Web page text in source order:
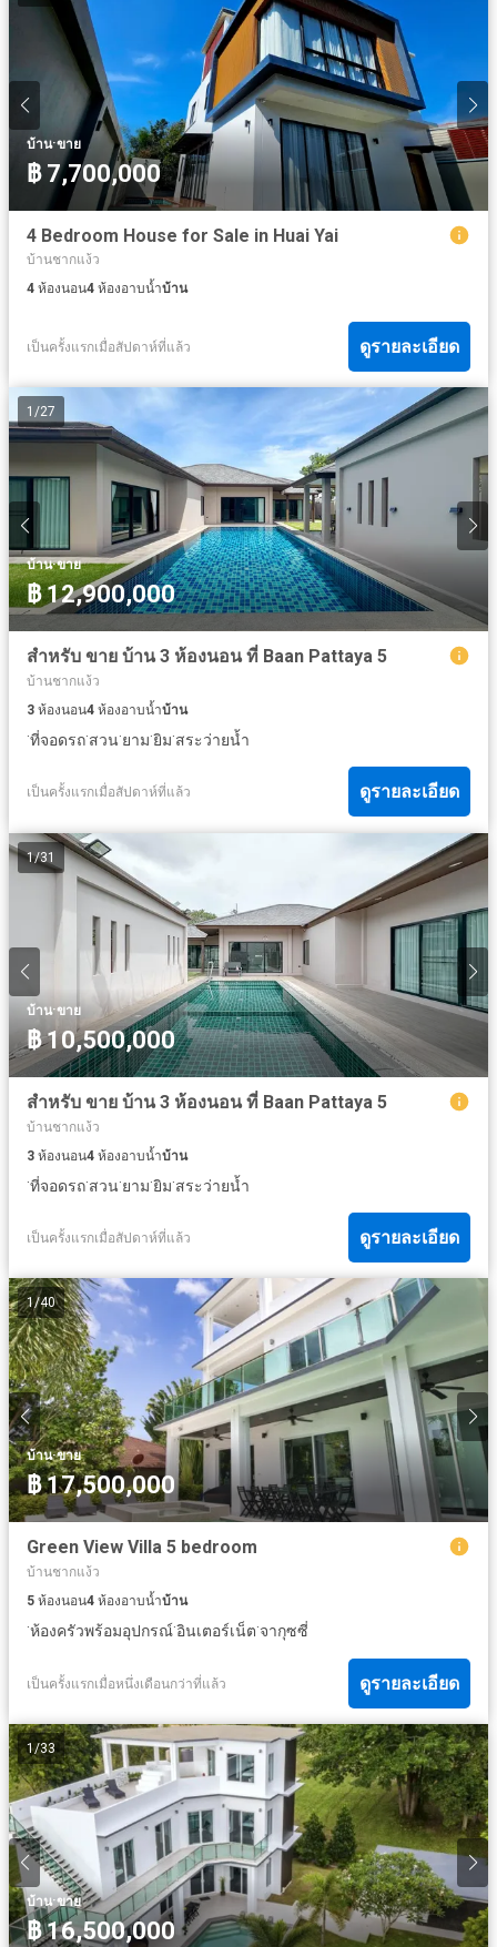
บ้าน·ขาย
฿ 7,700,000
4 Bedroom House for Sale in Huai Yai
บ้านชากแง้ว
4 ห้องนอน4 ห้องอาบน้ำบ้าน
เป็นครั้งแรกเมื่อสัปดาห์ที่แล้ว ดูรายละเอียด
1 /27
บ้าน·ขาย
฿ 12,900,000
สำหรับ ขาย บ้าน 3 ห้องนอน ที่ Baan Pattaya 5
บ้านชากแง้ว
3 ห้องนอน4 ห้องอาบน้ำบ้าน
·ที่จอดรถ·สวน·ยาม·ยิม·สระว่ายน้ำ
เป็นครั้งแรกเมื่อสัปดาห์ที่แล้ว ดูรายละเอียด
1/31
บ้าน·ขาย
฿ 10,500,000
สำหรับ ขาย บ้าน 3 ห้องนอน ที่ Baan Pattaya 5
บ้านชากแง้ว
3 ห้องนอน4 ห้องอาบน้ำบ้าน
·ที่จอดรถ·สวน·ยาม·ยิม·สระว่ายน้ำ
เป็นครั้งแรกเมื่อสัปดาห์ที่แล้ว ดูรายละเอียด
1/40
บ้าน·ขาย
฿ 17,500,000
Green View Villa 5 bedroom
บ้านชากแง้ว
5 ห้องนอน4 ห้องอาบน้ำบ้าน
·ห้องครัวพร้อมอุปกรณ์·อินเตอร์เน็ต·จากุซซี่
เป็นครั้งแรกเมื่อหนึ่งเดือนกว่าที่แล้ว ดูรายละเอียด
1/33
บ้าน·ขาย
฿ 16,500,000